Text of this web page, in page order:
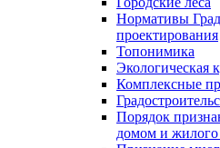
Нормативы
проектирования
Топонимика
Экологическая
Комплексные
Порядок
домом и